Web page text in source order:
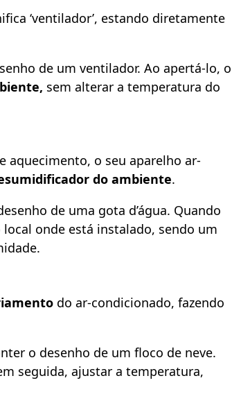
‘ventilador’, estando diretamente
de um ventilador. Ao apertá-lo, o
sem alterar a temperatura do
aquecimento, o seu aparelho ar-
do ambiente.
de uma gota d’água. Quando
onde está instalado, sendo um
do ar-condicionado, fazendo
o desenho de um floco de neve.
seguida, ajustar a temperatura,